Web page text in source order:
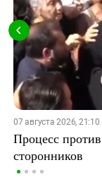
07 августа 2026, 21:10
Процесс
сторонников